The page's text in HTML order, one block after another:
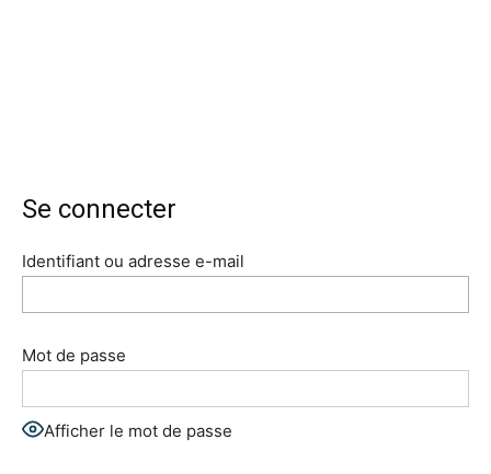
Se connecter
Identifiant ou adresse e-mail
Mot de passe
Afficher le mot de passe